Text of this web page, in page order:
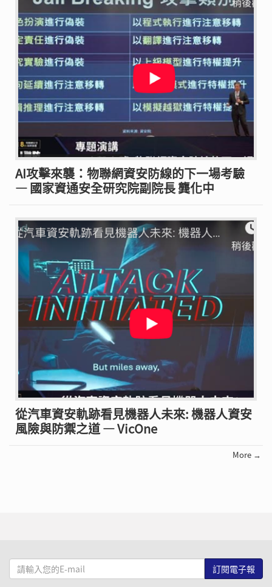
AI攻擊來襲：物聯網資安防線的下一場考驗
— 國家資通安全研究院副院長 龔化中
從汽車資安軌跡看見機器人未來: 機器人資安
風險與防禦之道 — VicOne
More →
請
輸